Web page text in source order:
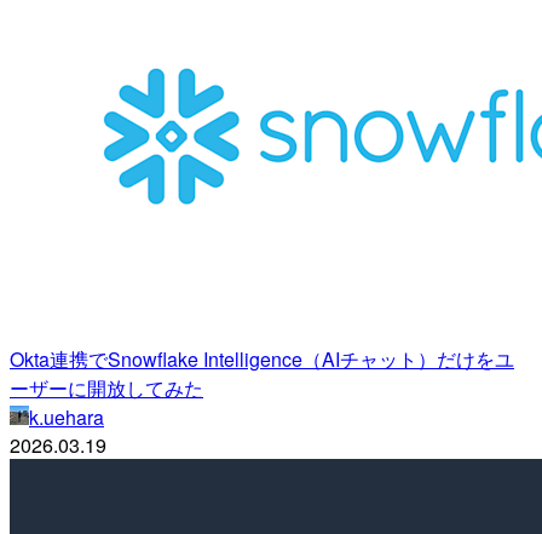
Okta連携でSnowflake Intelligence（AIチャット）だけをユ
ーザーに開放してみた
k.uehara
2026.03.19